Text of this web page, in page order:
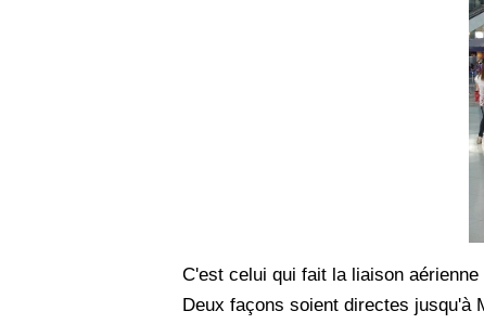
C'est celui qui fait la liaison
Deux façons soient directes jusqu'à